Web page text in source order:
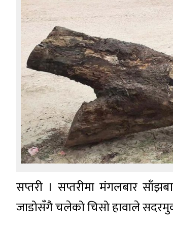
सप्तरी । सप्तरीमा मंगलबार
जाडोसँगै चलेको चिसो हावाले